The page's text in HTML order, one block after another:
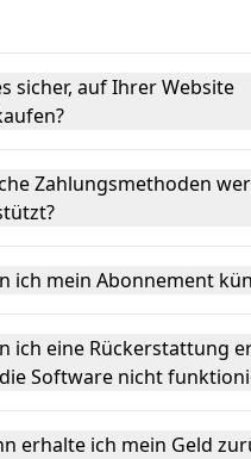
sicher, auf Ihrer Website
Zahlungsmethoden
ich mein Abonnement
ich eine Rückerstattung
Software nicht
erhalte ich mein Geld